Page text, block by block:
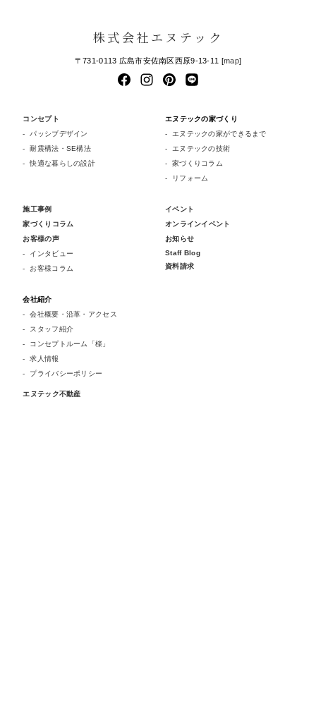
株式会社エヌテック
〒731-0113 広島市安佐南区西原9-13-11 [map]
コンセプト
パッシブデザイン
耐震構法・SE構法
快適な暮らしの設計
エヌテックの家づくり
エヌテックの家ができるまで
エヌテックの技術
家づくりコラム
リフォーム
施工事例
家づくりコラム
お客様の声
インタビュー
お客様コラム
イベント
オンラインイベント
お知らせ
Staff Blog
資料請求
会社紹介
会社概要・沿革・アクセス
スタッフ紹介
コンセプトルーム「檪」
求人情報
プライバシーポリシー
エヌテック不動産